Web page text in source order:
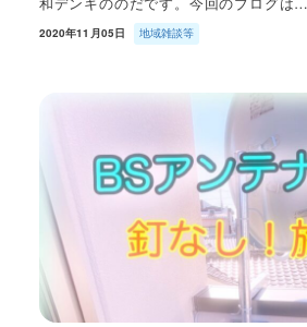
2020年11月05日 地域雑談等